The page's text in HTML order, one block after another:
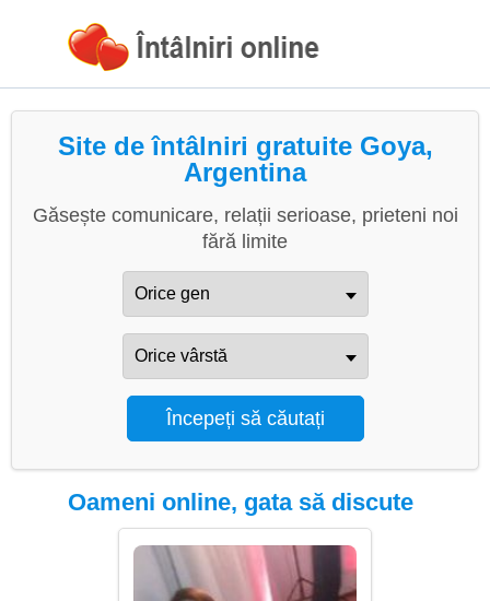
Site de întâlniri gratuite Goya,
Argentina
Găsește comunicare, relații serioase, prieteni noi
fără limite
Oameni online, gata să discute